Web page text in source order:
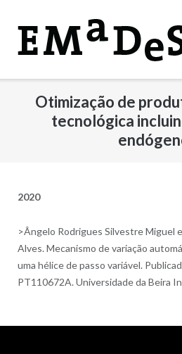
content
Otimização de
tecnológica
2020
>Ângelo Rodrigues Silvestre Miguel
Alves. Mecanismo de variação
uma hélice de passo variável.
PT110672A. Universidade da Beira